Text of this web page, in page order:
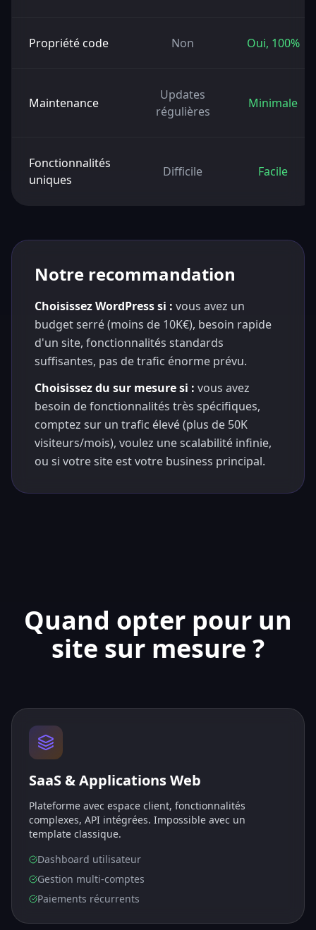
Propriété code Non Oui, 100%
Maintenance
Updates
régulières
Minimale
Fonctionnalités
uniques
Difficile Facile
Notre recommandation
Choisissez WordPress si : vous avez un
budget serré (moins de 10K€), besoin rapide
d'un site, fonctionnalités standards
suffisantes, pas de trafic énorme prévu.
Choisissez du sur mesure si : vous avez
besoin de fonctionnalités très spécifiques,
comptez sur un trafic élevé (plus de 50K
visiteurs/mois), voulez une scalabilité infinie,
ou si votre site est votre business principal.
Quand opter pour un
site sur mesure ?
SaaS & Applications Web
Plateforme avec espace client, fonctionnalités
complexes, API intégrées. Impossible avec un
template classique.
Dashboard utilisateur
Gestion multi-comptes
Paiements récurrents